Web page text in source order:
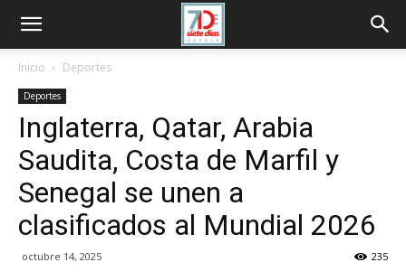
Inicio Deportes
Deportes
Inglaterra, Qatar, Arabia
Saudita, Costa de Marfil y
Senegal se unen a
clasificados al Mundial 2026
octubre 14, 2025 235